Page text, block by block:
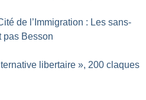
de l’Immigration : Les sans-
pas Besson
libertaire », 200 claques